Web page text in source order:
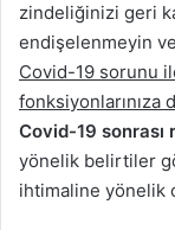
zindeliğinizi geri
endişelenmeyin
Covid-19 sorunu
fonksiyonlarınıza
Covid-19 sonrası
yönelik belirtiler
ihtimaline yönelik